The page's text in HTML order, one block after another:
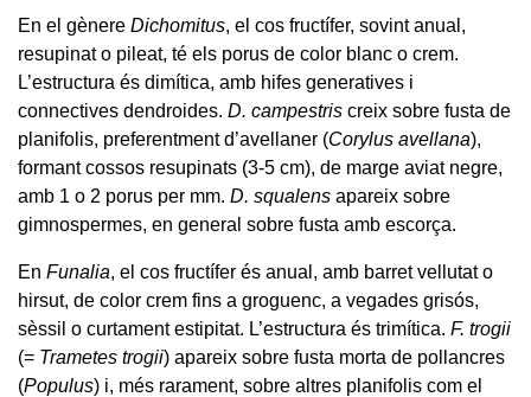
En el gènere Dichomitus, el cos fructífer, sovint anual,
resupinat o pileat, té els porus de color blanc o crem.
L’estructura és dimítica, amb hifes generatives i
connectives dendroides. D. campestris creix sobre fusta de
planifolis, preferentment d’avellaner (Corylus avellana),
formant cossos resupinats (3-5 cm), de marge aviat negre,
amb 1 o 2 porus per mm. D. squalens apareix sobre
gimnospermes, en general sobre fusta amb escorça.
En Funalia, el cos fructífer és anual, amb barret vellutat o
hirsut, de color crem fins a groguenc, a vegades grisós,
sèssil o curtament estipitat. L’estructura és trimítica. F. trogii
(= Trametes trogii) apareix sobre fusta morta de pollancres
(Populus) i, més rarament, sobre altres planifolis com el